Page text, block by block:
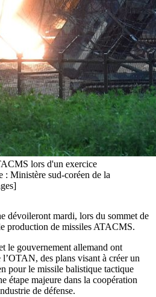
lors d'un exercice
Ministère sud-coréen de la
dévoileront mardi, lors du sommet de
production de missiles ATACMS.
le gouvernement allemand ont
des plans visant à créer un
pour le missile balistique tactique
étape majeure dans la coopération
de défense.